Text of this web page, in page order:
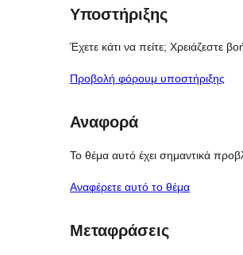
Υποστήριξης
Έχετε κάτι να πείτε; Χρειάζεστε
Προβολή φόρουμ υποστήριξης
Αναφορά
Το θέμα αυτό έχει σημαντικά
Αναφέρετε αυτό το θέμα
Μεταφράσεις